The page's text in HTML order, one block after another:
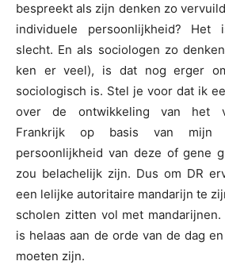
bespreekt als zijn denken zo
individuele persoonlijkheid? Het
slecht. En als sociologen zo
ken er veel), is dat nog erger
sociologisch is. Stel je voor dat ik
over de ontwikkeling van het
Frankrijk op basis van mijn
persoonlijkheid van deze of gene
zou belachelijk zijn. Dus om DR
een lelijke autoritaire mandarijn te
scholen zitten vol met
is helaas aan de orde van de dag
moeten zijn.